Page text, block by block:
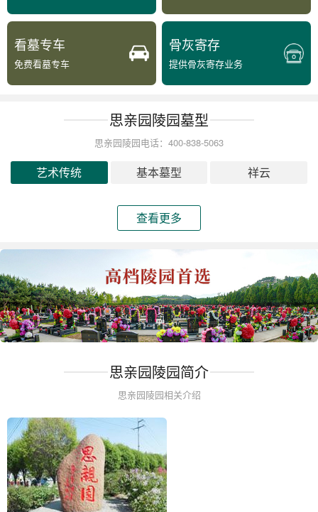
看墓专车
免费看墓专车
骨灰寄存
提供骨灰寄存业务
思亲园陵园墓型
思亲园陵园电话：400-838-5063
艺术传统 基本墓型 祥云
查看更多
思亲园陵园简介
思亲园陵园相关介绍